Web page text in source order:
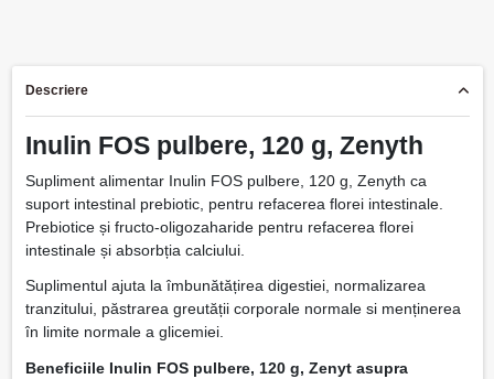
Descriere
Inulin FOS pulbere, 120 g, Zenyth
Supliment alimentar Inulin FOS pulbere, 120 g, Zenyth ca
suport intestinal prebiotic, pentru refacerea florei intestinale.
Prebiotice și fructo-oligozaharide pentru refacerea florei
intestinale și absorbția calciului.
Suplimentul ajuta la îmbunătățirea digestiei, normalizarea
tranzitului, păstrarea greutății corporale normale si menținerea
în limite normale a glicemiei.
Beneficiile Inulin FOS pulbere, 120 g, Zenyt asupra